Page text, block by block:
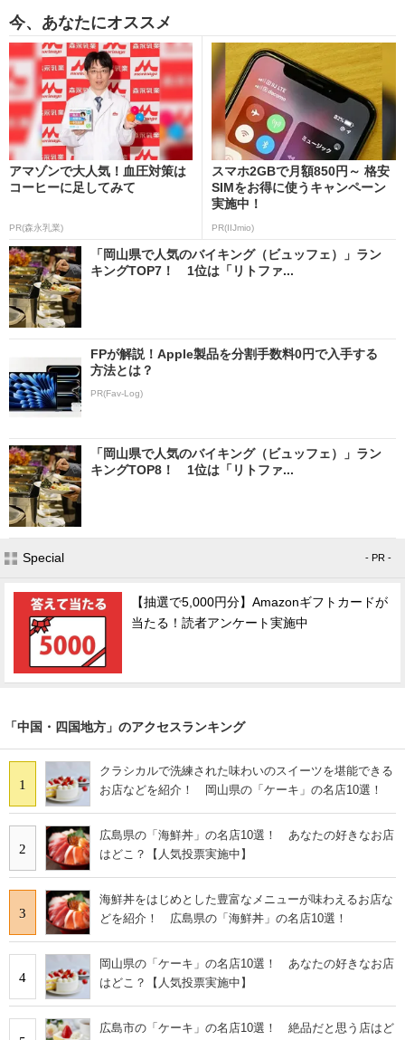
今、あなたにオススメ
アマゾンで大人気！血圧対策は
コーヒーに足してみて
PR(森永乳業)
スマホ2GBで月額850円～ 格安
SIMをお得に使うキャンペーン
実施中！
PR(IIJmio)
「岡山県で人気のバイキング（ビュッフェ）」ラン
キングTOP7！ 1位は「リトファ...
FPが解説！Apple製品を分割手数料0円で入手する
方法とは？
PR(Fav-Log)
「岡山県で人気のバイキング（ビュッフェ）」ラン
キングTOP8！ 1位は「リトファ...
Special - PR -
【抽選で5,000円分】Amazonギフトカードが
当たる！読者アンケート実施中
「中国・四国地方」のアクセスランキング
1
クラシカルで洗練された味わいのスイーツを堪能できる
お店などを紹介！ 岡山県の「ケーキ」の名店10選！
2
広島県の「海鮮丼」の名店10選！ あなたの好きなお店
はどこ？【人気投票実施中】
3
海鮮丼をはじめとした豊富なメニューが味わえるお店な
どを紹介！ 広島県の「海鮮丼」の名店10選！
4
岡山県の「ケーキ」の名店10選！ あなたの好きなお店
はどこ？【人気投票実施中】
広島市の「ケーキ」の名店10選！ 絶品だと思う店はど